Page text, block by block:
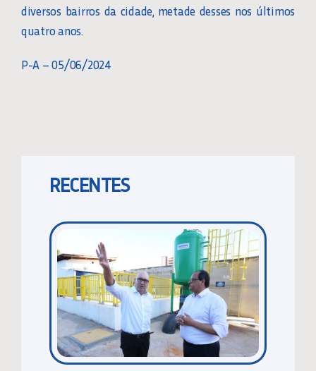
diversos bairros da cidade, metade desses nos últimos
quatro anos.
P-A – 05/06/2024
RECENTES